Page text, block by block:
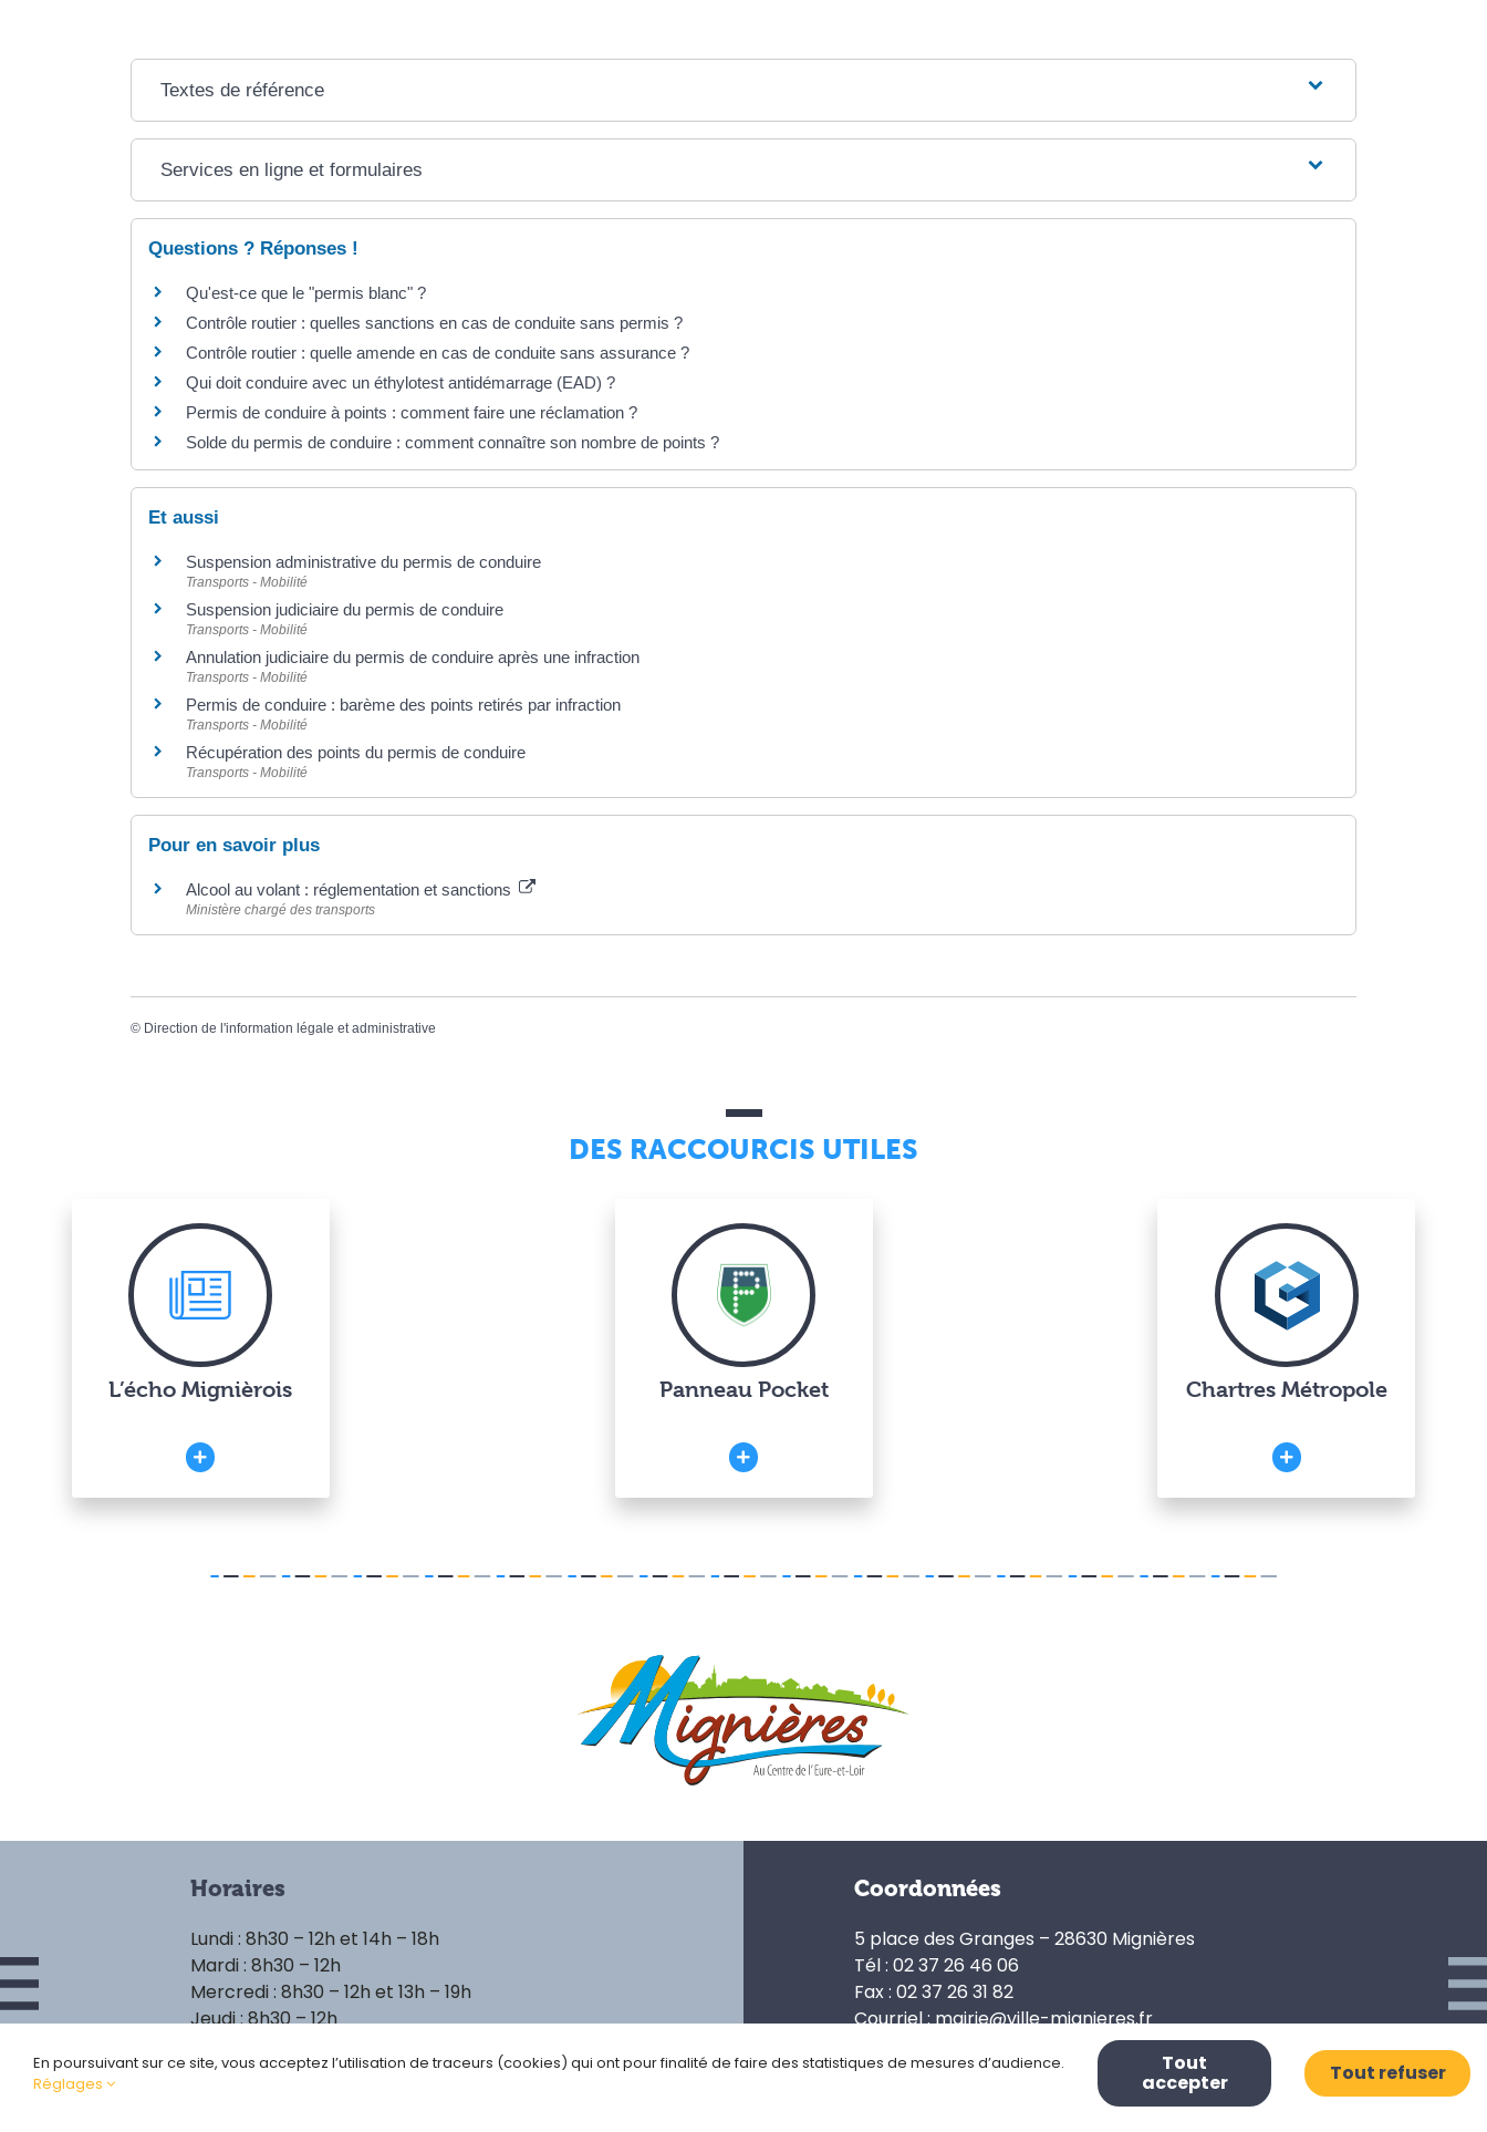
Textes de référence
Services en ligne et formulaires
Questions ? Réponses !
Qu'est-ce que le "permis blanc" ?
Contrôle routier : quelles sanctions en cas de conduite sans permis ?
Contrôle routier : quelle amende en cas de conduite sans assurance ?
Qui doit conduire avec un éthylotest antidémarrage (EAD) ?
Permis de conduire à points : comment faire une réclamation ?
Solde du permis de conduire : comment connaître son nombre de points ?
Et aussi
Suspension administrative du permis de conduire
Transports - Mobilité
Suspension judiciaire du permis de conduire
Transports - Mobilité
Annulation judiciaire du permis de conduire après une infraction
Transports - Mobilité
Permis de conduire : barème des points retirés par infraction
Transports - Mobilité
Récupération des points du permis de conduire
Transports - Mobilité
Pour en savoir plus
Alcool au volant : réglementation et sanctions
Ministère chargé des transports
© Direction de l'information légale et administrative
DES RACCOURCIS UTILES
L’écho Mignièrois Panneau Pocket Chartres Métropole
Horaires
Lundi : 8h30 – 12h et 14h – 18h
Mardi : 8h30 – 12h
Mercredi : 8h30 – 12h et 13h – 19h
Jeudi : 8h30 – 12h
Coordonnées
5 place des Granges – 28630 Mignières
Tél : 02 37 26 46 06
Fax : 02 37 26 31 82
Courriel : mairie@ville-mignieres.fr
En poursuivant sur ce site, vous acceptez l’utilisation de traceurs (cookies) qui ont pour finalité de faire des statistiques de mesures d’audience.
Réglages
Tout
accepter Tout refuser